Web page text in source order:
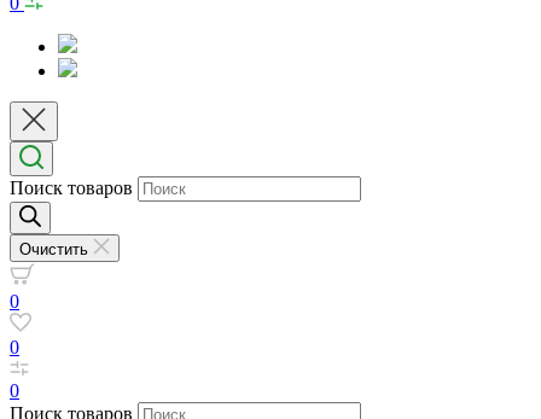
Поиск товаров
Очистить
0
0
0
Поиск товаров